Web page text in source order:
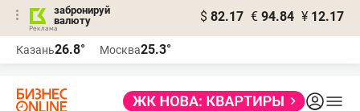
забронируй
валюту
$ 82.17 € 94.84 ¥ 12.17
Казань26.8° Москва25.3°